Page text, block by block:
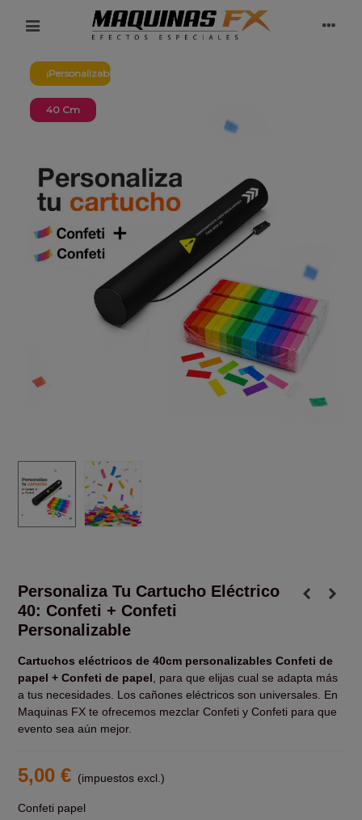
40 Cm
¡Personalizable!
Personaliza Tu Cartucho Eléctrico
40: Confeti + Confeti
Personalizable
Cartuchos eléctricos de 40cm personalizables Confeti de
papel + Confeti de papel , para que elijas cual se adapta más
a tus necesidades. Los cañones eléctricos son universales. En
Maquinas FX te ofrecemos mezclar Confeti y Confeti para que
evento sea aún mejor.
5,00 € (impuestos excl.)
Confeti papel